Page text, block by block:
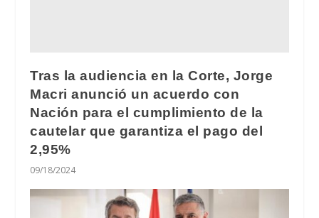
Tras la audiencia en la Corte, Jorge
Macri anunció un acuerdo con
Nación para el cumplimiento de la
cautelar que garantiza el pago del
2,95%
09/18/2024